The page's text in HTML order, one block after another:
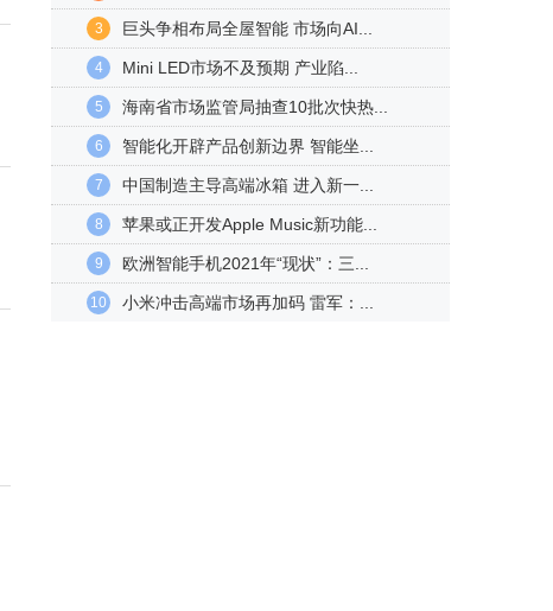
3 巨头争相布局全屋智能 市场向AI...
4 Mini LED市场不及预期 产业陷...
5 海南省市场监管局抽查10批次快热...
6 智能化开辟产品创新边界 智能坐...
7 中国制造主导高端冰箱 进入新一...
8 苹果或正开发Apple Music新功能...
9 欧洲智能手机2021年“现状”：三...
10 小米冲击高端市场再加码 雷军：...